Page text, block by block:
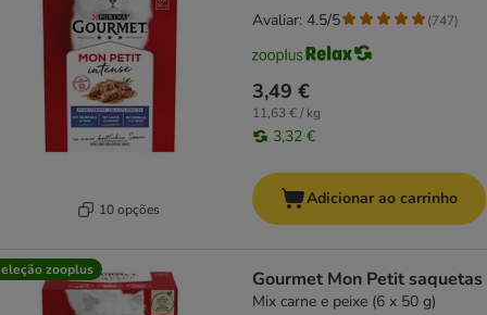
10 opções
3,49 €
11,63 € / kg
3,32 €
Avaliar: 4.5/5 (747)
Adicionar ao carrinho
zooplus Gourmet Mon Petit saquetas
Mix carne e peixe (6 x 50 g)